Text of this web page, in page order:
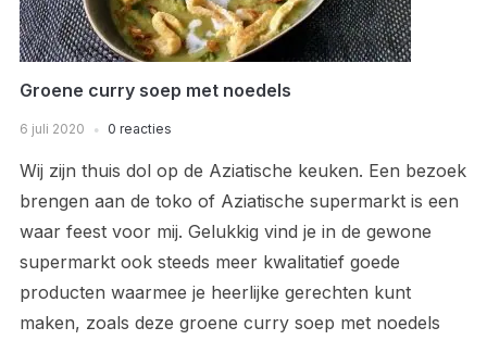
Groene curry soep met noedels
6 juli 2020 0 reacties
Wij zijn thuis dol op de Aziatische keuken. Een bezoek
brengen aan de toko of Aziatische supermarkt is een
waar feest voor mij. Gelukkig vind je in de gewone
supermarkt ook steeds meer kwalitatief goede
producten waarmee je heerlijke gerechten kunt
maken, zoals deze groene curry soep met noedels